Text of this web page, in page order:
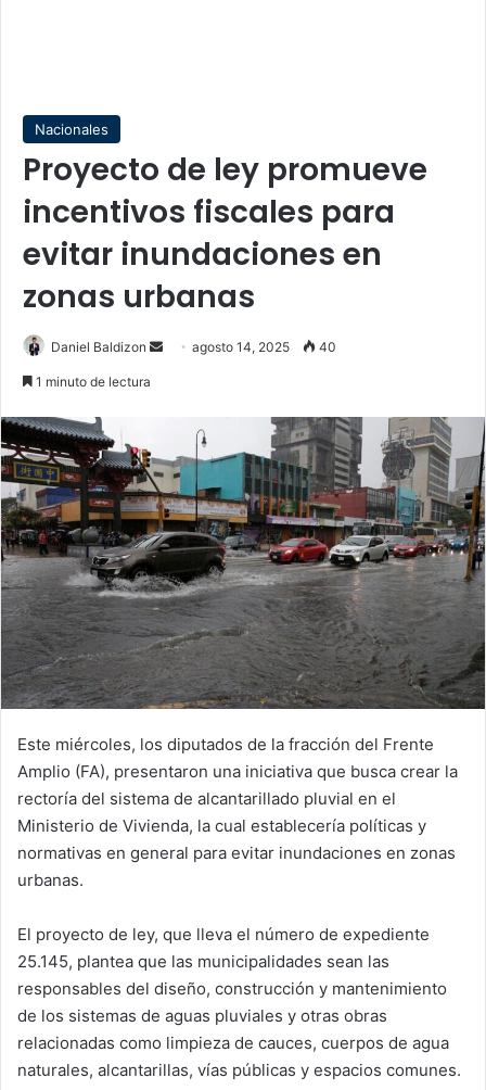
Nacionales
Proyecto de ley promueve
incentivos fiscales para
evitar inundaciones en
zonas urbanas
Daniel Baldizon
Sendagosto 14, 2025 40
1 minuto de lectura
Este miércoles, los diputados de la fracción del Frente
Amplio (FA), presentaron una iniciativa que busca crear la
rectoría del sistema de alcantarillado pluvial en el
Ministerio de Vivienda, la cual establecería políticas y
normativas en general para evitar inundaciones en zonas
urbanas.
El proyecto de ley, que lleva el número de expediente
25.145, plantea que las municipalidades sean las
responsables del diseño, construcción y mantenimiento
de los sistemas de aguas pluviales y otras obras
relacionadas como limpieza de cauces, cuerpos de agua
naturales, alcantarillas, vías públicas y espacios comunes.